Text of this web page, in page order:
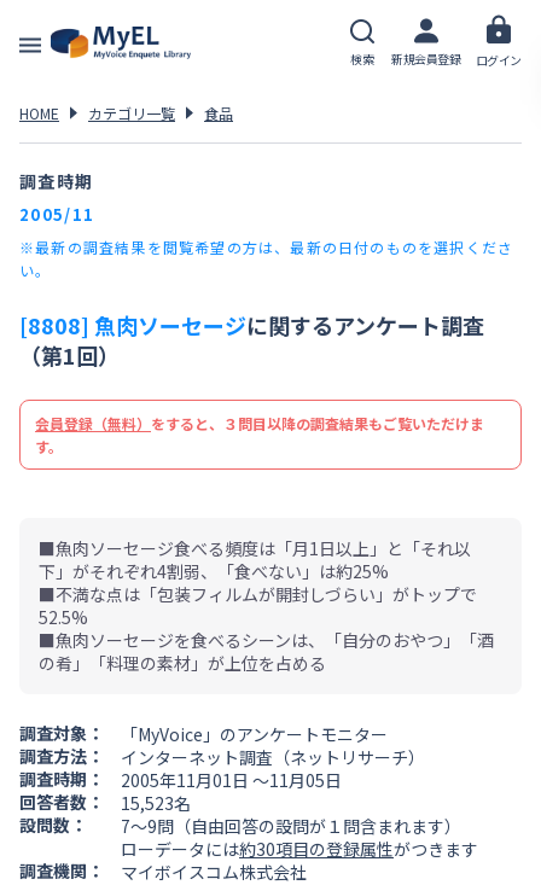
検索 新規会員登録 ログイン
HOME カテゴリ一覧 食品
調査時期
2005/11
※最新の調査結果を閲覧希望の方は、最新の日付のものを選択くださ
い。
[8808] 魚肉ソーセージに関するアンケート調査
（第1回）
会員登録（無料） をすると、３問目以降の調査結果もご覧いただけま
す。
■魚肉ソーセージ食べる頻度は「月1日以上」と「それ以
下」がそれぞれ4割弱、「食べない」は約25%
■不満な点は「包装フィルムが開封しづらい」がトップで
52.5%
■魚肉ソーセージを食べるシーンは、「自分のおやつ」「酒
の肴」「料理の素材」が上位を占める
調査対象：
「MyVoice」のアンケートモニター
調査方法：
インターネット調査（ネットリサーチ）
調査時期：
2005年11月01日 ～11月05日
回答者数：
15,523名
設問数：
7～9問（自由回答の設問が１問含まれます）
ローデータには約30項目の登録属性がつきます
調査機関：
マイボイスコム株式会社